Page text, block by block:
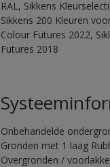
RAL, Sikkens
Sikkens 200 Kleuren
Colour Futures 2022,
Futures 2018
Onbehandelde
Gronden met 1 laag
Overgronden /